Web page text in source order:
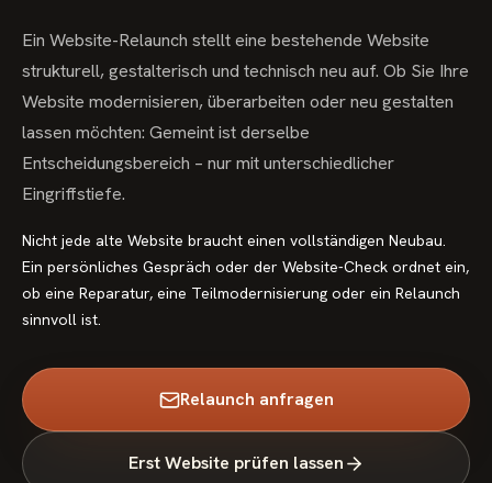
Ein Website-Relaunch stellt eine bestehende Website
strukturell, gestalterisch und technisch neu auf. Ob Sie Ihre
Website modernisieren, überarbeiten oder neu gestalten
lassen möchten: Gemeint ist derselbe
Entscheidungsbereich – nur mit unterschiedlicher
Eingriffstiefe.
Nicht jede alte Website braucht einen vollständigen Neubau.
Ein persönliches Gespräch oder der Website-Check ordnet ein,
ob eine Reparatur, eine Teilmodernisierung oder ein Relaunch
sinnvoll ist.
Relaunch anfragen
Erst Website prüfen lassen